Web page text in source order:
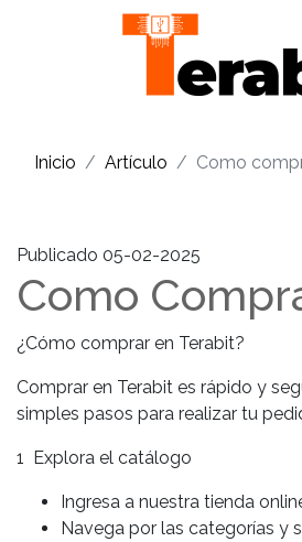
Inicio Artículo Como
Publicado 05-02-2025
Como
¿Cómo comprar en Terabit?
Comprar en Terabit es rápido y
simples pasos para realizar tu
1 Explora el catálogo
Ingresa a nuestra tienda
Navega por las categorías